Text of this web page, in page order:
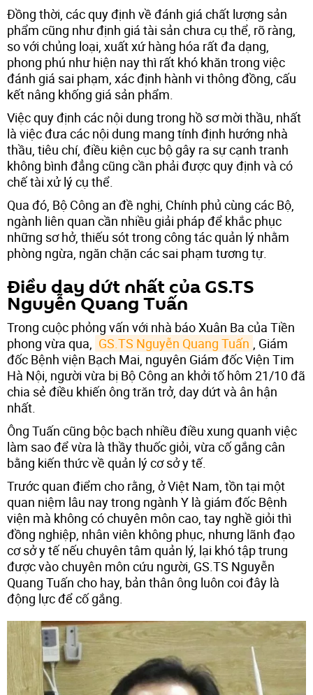
Đồng thời, các quy định về đánh giá chất lượng sản
phẩm cũng như định giá tài sản chưa cụ thể, rõ ràng,
so với chủng loại, xuất xứ hàng hóa rất đa dạng,
phong phú như hiện nay thì rất khó khăn trong việc
đánh giá sai phạm, xác định hành vi thông đồng, cấu
kết nâng khống giá sản phẩm.
Việc quy định các nội dung trong hồ sơ mời thầu, nhất
là việc đưa các nội dung mang tính định hướng nhà
thầu, tiêu chí, điều kiện cục bộ gây ra sự cạnh tranh
không bình đẳng cũng cần phải được quy định và có
chế tài xử lý cụ thể.
Qua đó, Bộ Công an đề nghị, Chính phủ cùng các Bộ,
ngành liên quan cần nhiều giải pháp để khắc phục
những sơ hở, thiếu sót trong công tác quản lý nhằm
phòng ngừa, ngăn chặn các sai phạm tương tự.
Điều day dứt nhất của GS.TS
Nguyễn Quang Tuấn
Trong cuộc phỏng vấn với nhà báo Xuân Ba của Tiền
phong vừa qua,
GS.TS Nguyễn Quang Tuấn
, Giám
đốc Bệnh viện Bạch Mai, nguyên Giám đốc Viện Tim
Hà Nội, người vừa bị Bộ Công an khởi tố hôm 21/10 đã
chia sẻ điều khiến ông trăn trở, day dứt và ân hận
nhất.
Ông Tuấn cũng bộc bạch nhiều điều xung quanh việc
làm sao để vừa là thầy thuốc giỏi, vừa cố gắng cân
bằng kiến thức về quản lý cơ sở y tế.
Trước quan điểm cho rằng, ở Việt Nam, tồn tại một
quan niệm lâu nay trong ngành Y là giám đốc Bệnh
viện mà không có chuyên môn cao, tay nghề giỏi thì
đồng nghiệp, nhân viên không phục, nhưng lãnh đạo
cơ sở y tế nếu chuyên tâm quản lý, lại khó tập trung
được vào chuyên môn cứu người, GS.TS Nguyễn
Quang Tuấn cho hay, bản thân ông luôn coi đây là
động lực để cố gắng.